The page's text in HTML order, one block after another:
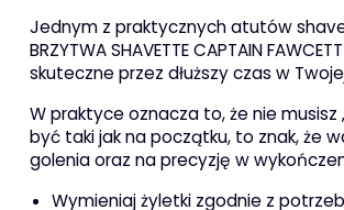
Jednym z praktycznych atutów
BRZYTWA SHAVETTE CAPTAIN
skuteczne przez dłuższy czas w
W praktyce oznacza to, że nie
być taki jak na początku, to znak, że
golenia oraz na precyzję w
Wymieniaj żyletki zgodnie z